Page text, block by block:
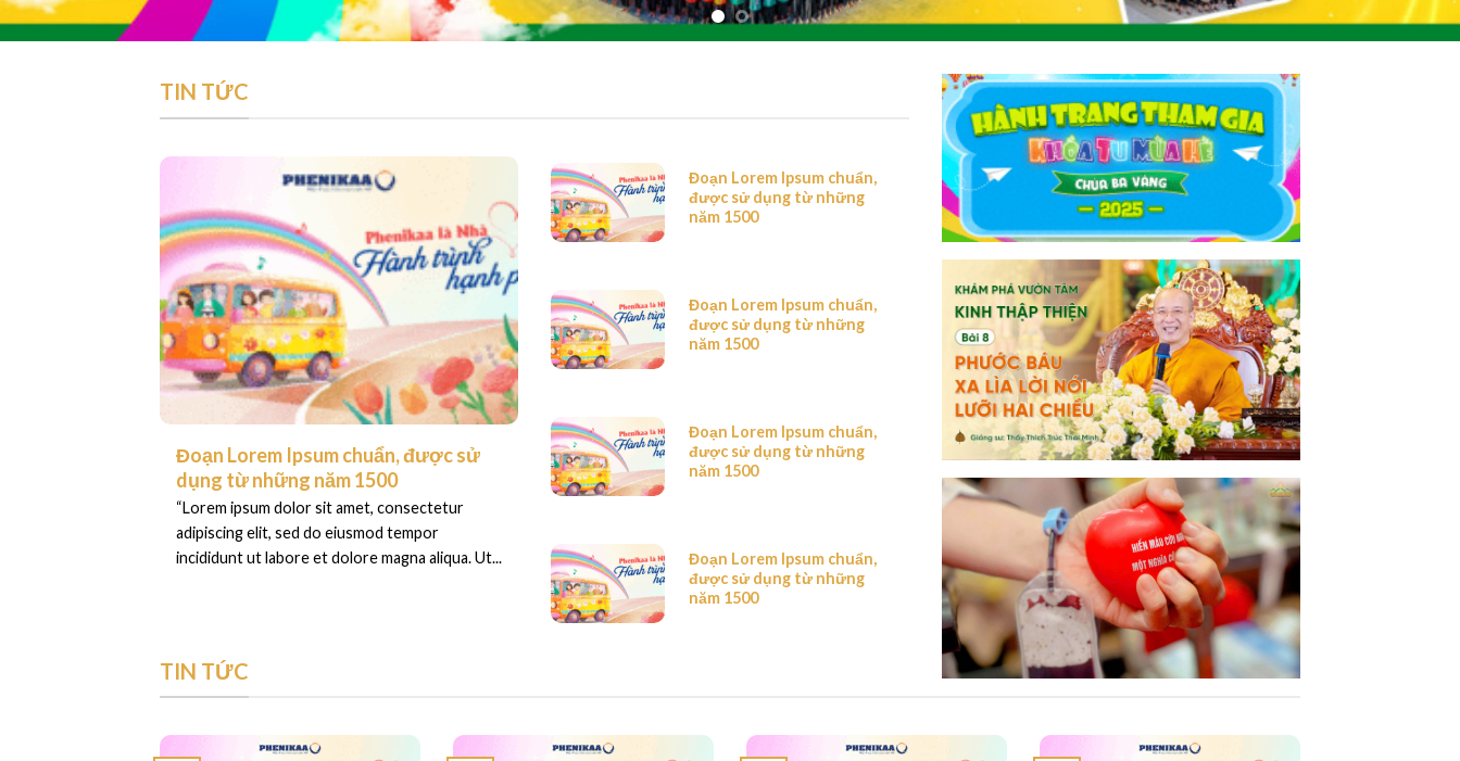
TIN TỨC
Đoạn Lorem Ipsum chuẩn, được sử
dụng từ những năm 1500
“Lorem ipsum dolor sit amet, consectetur
adipiscing elit, sed do eiusmod tempor
incididunt ut labore et dolore magna aliqua. Ut...
Đoạn Lorem Ipsum chuẩn,
được sử dụng từ những
năm 1500
Đoạn Lorem Ipsum chuẩn,
được sử dụng từ những
năm 1500
Đoạn Lorem Ipsum chuẩn,
được sử dụng từ những
năm 1500
Đoạn Lorem Ipsum chuẩn,
được sử dụng từ những
năm 1500
TIN TỨC